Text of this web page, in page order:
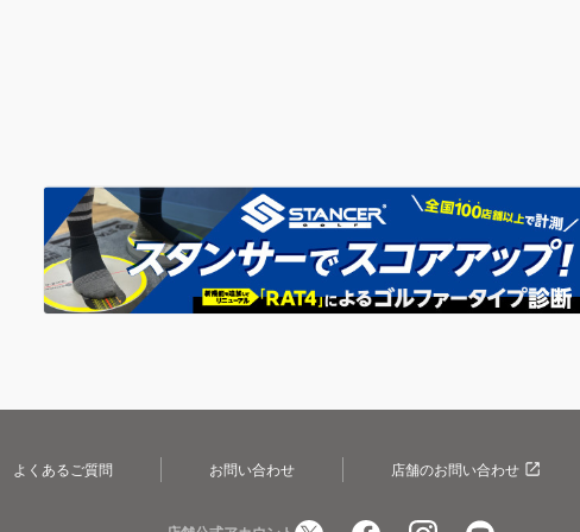
よくあるご質問 お問い合わせ 店舗のお問い合わせ